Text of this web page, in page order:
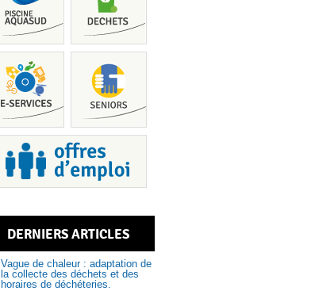
DERNIERS ARTICLES
Vague de chaleur : adaptation de
la collecte des déchets et des
horaires de déchéteries.